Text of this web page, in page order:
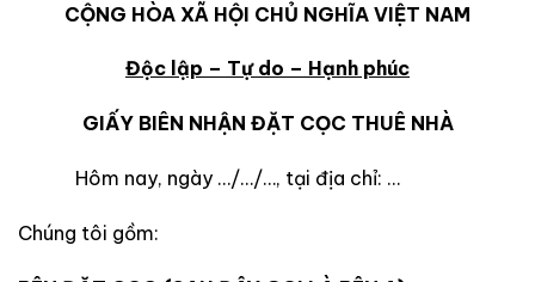
CỘNG HÒA XÃ HỘI CHỦ NGHĨA VIỆT NAM
Độc lập – Tự do – Hạnh phúc
GIẤY BIÊN NHẬN ĐẶT CỌC THUÊ NHÀ
Hôm nay, ngày …/…/…, tại địa chỉ: …
Chúng tôi gồm: